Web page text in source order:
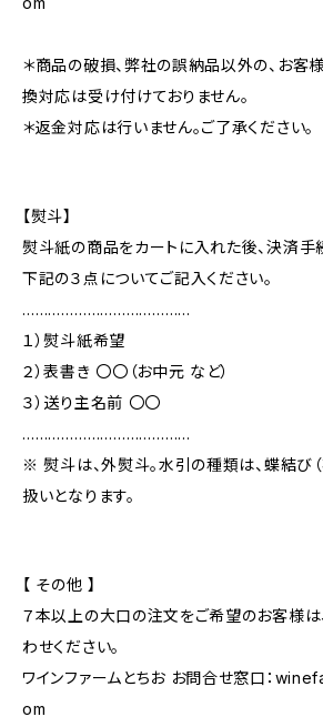
＊商品の破損、弊社の誤納品以外の、お客
換対応は受け付けておりません。
＊返金対応は行いません。ご了承ください。
【熨斗】
熨斗紙の商品をカートに入れた後、決済手
下記の３点についてご記入ください。
…………………………………
１）熨斗紙希望
２）表書き 〇〇（お中元 など）
３）送り主名前 〇〇
…………………………………
※ 熨斗は、外熨斗。水引の種類は、蝶結び
扱いとなります。
【 その他 】
７本以上の大口の注文をご希望のお客様は
わせください。
ワインファームとちお お問合せ窓口：
om